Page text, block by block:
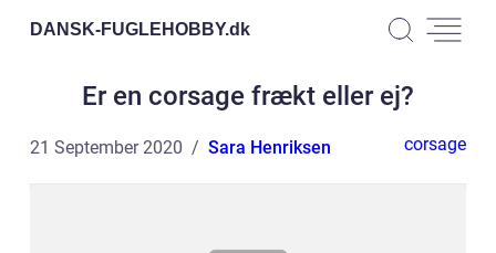
DANSK-FUGLEHOBBY.dk
Er en corsage frækt eller ej?
21 September 2020 Sara Henriksen corsage